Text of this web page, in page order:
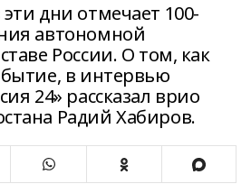
дни отмечает 100-
автономной
России. О том, как
в интервью
24» рассказал врио
Радий Хабиров.